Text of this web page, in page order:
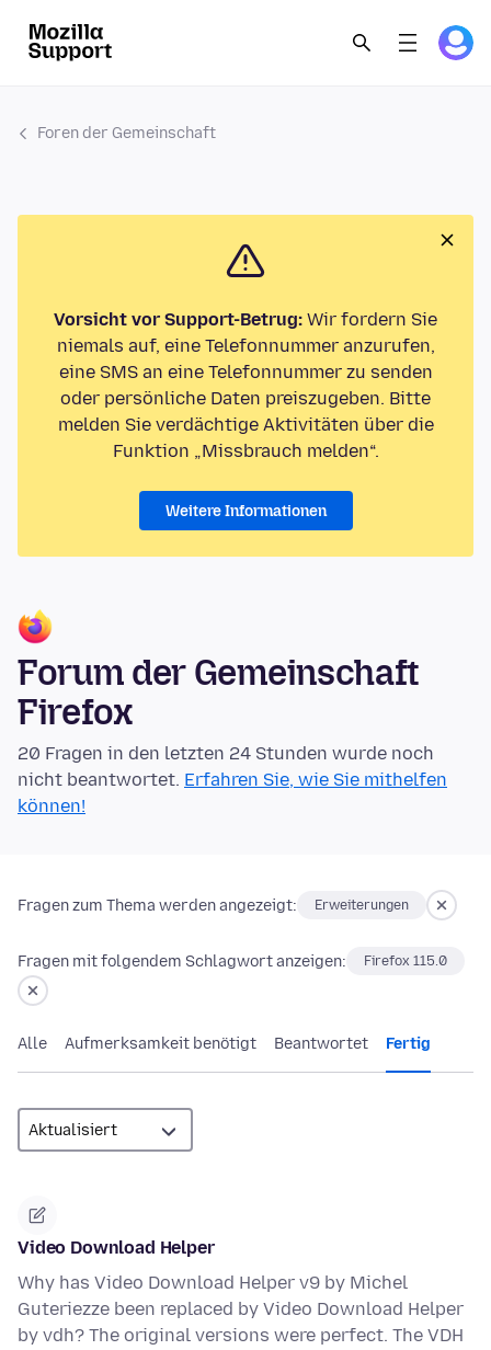
Foren der Gemeinschaft
Vorsicht vor Support-Betrug: Wir fordern Sie
niemals auf, eine Telefonnummer anzurufen,
eine SMS an eine Telefonnummer zu senden
oder persönliche Daten preiszugeben. Bitte
melden Sie verdächtige Aktivitäten über die
Funktion „Missbrauch melden“.
Weitere Informationen
Forum der Gemeinschaft
Firefox
20 Fragen in den letzten 24 Stunden wurde noch
nicht beantwortet. Erfahren Sie, wie Sie mithelfen
können!
Fragen zum Thema werden angezeigt: Erweiterungen
Fragen mit folgendem Schlagwort anzeigen: Firefox 115.0
Alle Aufmerksamkeit benötigt Beantwortet Fertig
Video Download Helper
Why has Video Download Helper v9 by Michel
Guteriezze been replaced by Video Download Helper
by vdh? The original versions were perfect. The VDH